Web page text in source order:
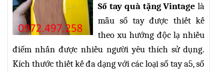
Sổ tay quà tặng Vintage là
mẫu sổ tay được thiết kế
theo xu hướng độc lạ nhiều
điểm nhấn được nhiều người yêu thích sử dụng.
Kích thước thiết kế đa dạngvới các loại sổ tay a5, sổ